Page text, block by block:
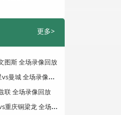
更多>
图斯 全场录像回放
0
8月05日 足球友谊赛 K联赛全明星vs曼城 全场录像回放
联 全场录像回放
0
8月02日 中超第21轮 深圳新鹏城vs重庆铜梁龙 全场录像回放